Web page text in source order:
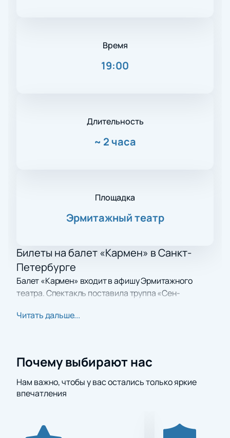
Время
19:00
Длительность
~ 2 часа
Площадка
Эрмитажный театр
Билеты на балет «Кармен» в Санкт-
Петербурге
Балет «Кармен» входит в афишу Эрмитажного
театра. Спектакль поставила труппа «Сен-
рубежом, затем спектакль показали в Мюнхене. В
Купить билеты на балет «Кармен» можно на
ближайшие показы. Выберите места на
интерактивной схеме зала нашего сайта.
офицером Хозе, тореадором и Кармен. Конфликт
Читать дальше...
Почему выбирают нас
Нам важно, чтобы у вас остались только яркие
впечатления